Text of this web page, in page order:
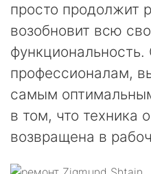
просто продолжит
возобновит всю
профессионалам,
самым
в том, что техника
возвращена в